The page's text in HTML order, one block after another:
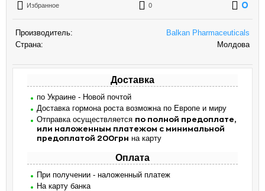
Избранное 0 0
Производитель:
Balkan Pharmaceuticals
Страна:
Молдова
Доставка
по Украине - Новой почтой
Доставка гормона роста возможна по Европе и миру
Отправка осуществляется по полной предоплате,
или наложенным платежом с минимальной
предоплатой 200грн на карту
Оплата
При получении - наложенный платеж
На карту банка